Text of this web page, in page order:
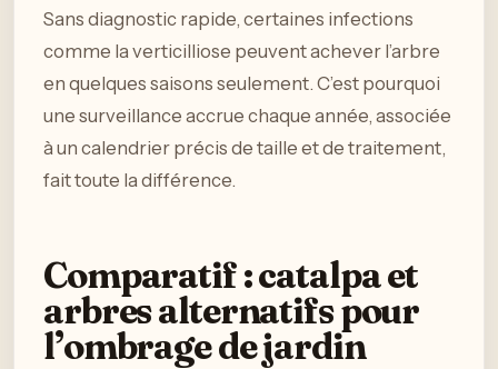
Sans diagnostic rapide, certaines infections
comme la verticilliose peuvent achever l’arbre
en quelques saisons seulement. C’est pourquoi
une surveillance accrue chaque année, associée
à un calendrier précis de taille et de traitement,
fait toute la différence.
Comparatif : catalpa et
arbres alternatifs pour
l’ombrage de jardin